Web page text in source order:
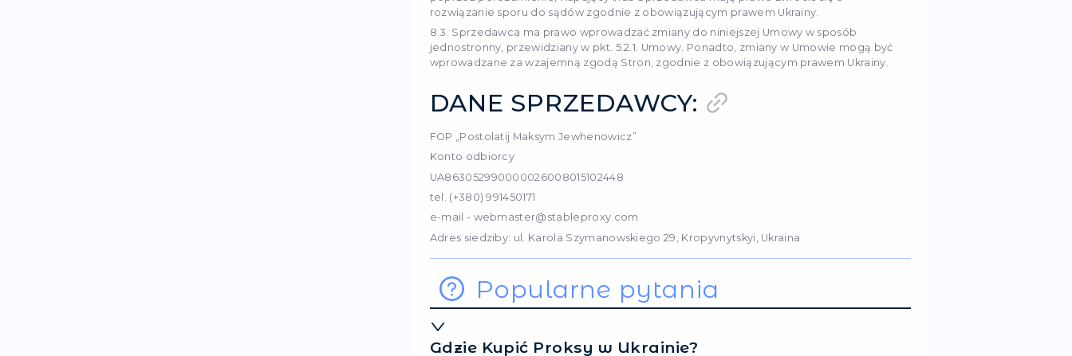
7. Prywatność i ochrona danych
osobowych.
7.1. Udostępniając swoje dane osobowe na stronie sklepu internetowego
zgodę na przetwarzanie, wykorzystanie (w tym przekazanie) swoich danych
danych osobowych, bez ograniczenia okresu tej zgody.
Nie uważa się za naruszenie udostępnianie przez Sprzedawcę informacji
osobom trzecim działającym na podstawie umowy ze Sprzedawcą, w tym do
wypełnienia zobowiązań wobec Kupującego, a także w przypadkach, gdy
takich informacji jest wymagane przez obowiązujące prawo Ukrainy.
7.3. Kupujący ponosi odpowiedzialność za utrzymanie swoich danych
lub niewykonanie swoich zobowiązań wynikających z nieaktualności informacji